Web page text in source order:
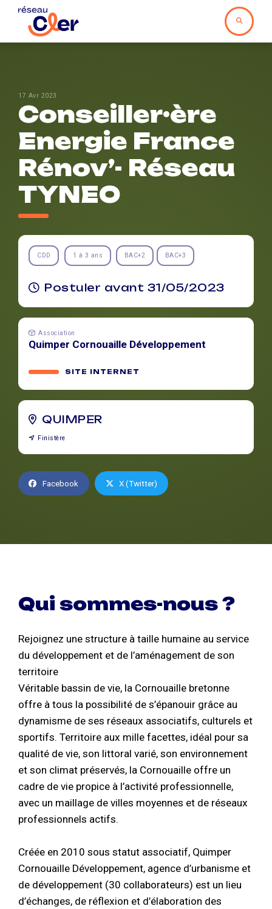
17 Avr 2023
Conseiller·ère
Energie France
Rénov’- Réseau
TYNEO
CDD 1 à 3 ans BAC+2 BAC+3
Postuler avant 31/05/2023
Association
Quimper Cornouaille Développement
SITE INTERNET
QUIMPER
Finistère
Facebook X (Twitter)
Qui sommes-nous ?
Rejoignez une structure à taille humaine au service
du développement et de l’aménagement de son
territoire
Véritable bassin de vie, la Cornouaille bretonne
offre à tous la possibilité de s’épanouir grâce au
dynamisme de ses réseaux associatifs, culturels et
sportifs. Territoire aux mille facettes, idéal pour sa
qualité de vie, son littoral varié, son environnement
et son climat préservés, la Cornouaille offre un
cadre de vie propice à l’activité professionnelle,
avec un maillage de villes moyennes et de réseaux
professionnels actifs.
Créée en 2010 sous statut associatif, Quimper
Cornouaille Développement, agence d’urbanisme et
de développement (30 collaborateurs) est un lieu
d’échanges, de réflexion et d’élaboration des